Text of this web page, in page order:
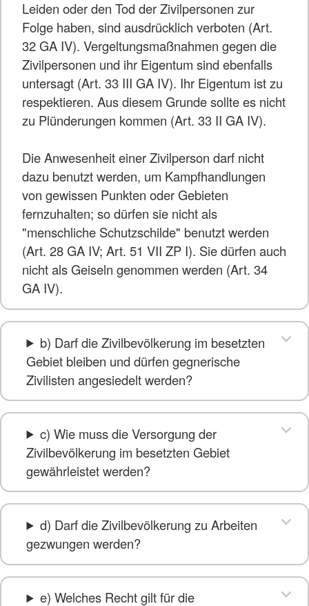
Leiden oder den Tod der Zivilpersonen zur
Folge haben, sind ausdrücklich verboten (Art.
32 GA IV). Vergeltungsmaßnahmen gegen die
Zivilpersonen und ihr Eigentum sind ebenfalls
untersagt (Art. 33 III GA IV). Ihr Eigentum ist zu
respektieren. Aus diesem Grunde sollte es nicht
zu Plünderungen kommen (Art. 33 II GA IV).
Die Anwesenheit einer Zivilperson darf nicht
dazu benutzt werden, um Kampfhandlungen
von gewissen Punkten oder Gebieten
fernzuhalten; so dürfen sie nicht als
"menschliche Schutzschilde" benutzt werden
(Art. 28 GA IV; Art. 51 VII ZP I). Sie dürfen auch
nicht als Geiseln genommen werden (Art. 34
GA IV).
b) Darf die Zivilbevölkerung im besetzten
Gebiet bleiben und dürfen gegnerische
Zivilisten angesiedelt werden?
c) Wie muss die Versorgung der
Zivilbevölkerung im besetzten Gebiet
gewährleistet werden?
d) Darf die Zivilbevölkerung zu Arbeiten
gezwungen werden?
e) Welches Recht gilt für die